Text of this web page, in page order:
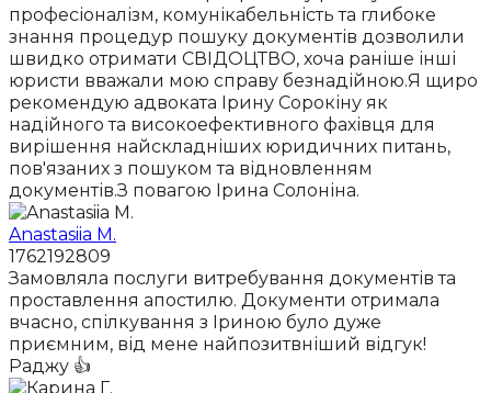
професіоналізм, комунікабельність та глибоке
знання процедур пошуку документів дозволили
швидко отримати СВІДОЦТВО, хоча раніше інші
юристи вважали мою справу безнадійною.Я щиро
рекомендую адвоката Ірину Сорокіну як
надійного та високоефективного фахівця для
вирішення найскладніших юридичних питань,
пов'язаних з пошуком та відновленням
документів.З повагою Ірина Солоніна.
Anastasiia M.
1762192809
Замовляла послуги витребування документів та
проставлення апостилю. Документи отримала
вчасно, спілкування з Іриною було дуже
приємним, від мене найпозитвніший відгук!
Раджу 👍